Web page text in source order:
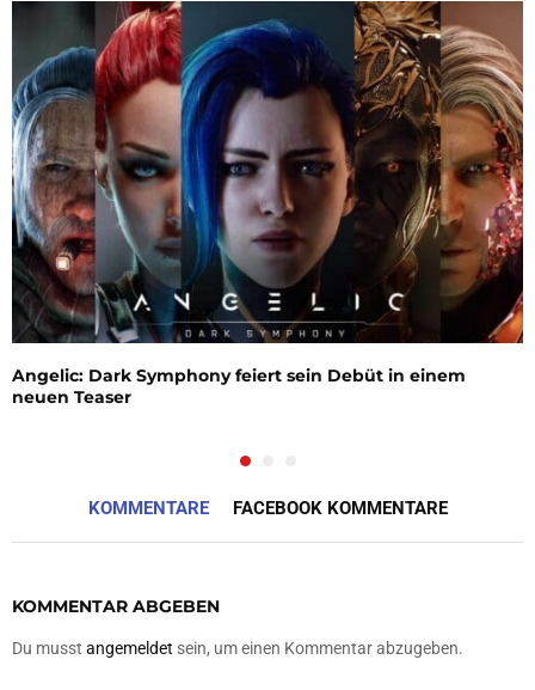
Angelic: Dark Symphony feiert sein Debüt in einem
neuen Teaser
KOMMENTARE FACEBOOK KOMMENTARE
KOMMENTAR ABGEBEN
Du musst angemeldet sein, um einen Kommentar abzugeben.